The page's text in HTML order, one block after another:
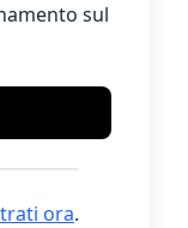
sul
ora.